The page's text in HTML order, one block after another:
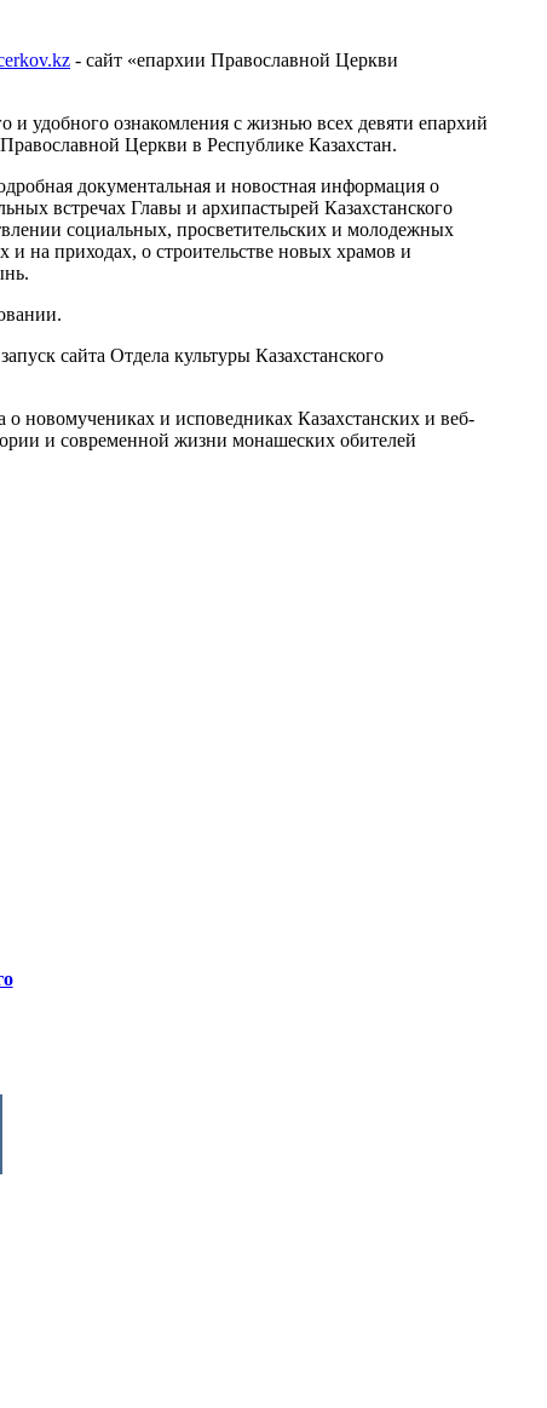
- сайт «епархии Православной Церкви
и удобного ознакомления с жизнью всех девяти епархий
Церкви в Республике Казахстан.
документальная и новостная информация о
встречах Главы и архипастырей Казахстанского
социальных, просветительских и молодежных
и на приходах, о строительстве новых храмов и
сайта Отдела культуры Казахстанского
о новомучениках и исповедниках Казахстанских и веб-
и современной жизни монашеских обителей